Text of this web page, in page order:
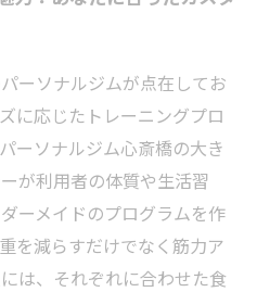
ーソナルジムが点在してお
に応じたトレーニングプロ
ーソナルジム心斎橋の大き
が利用者の体質や生活習
ーメイドのプログラムを作
を減らすだけでなく筋力ア
は、それぞれに合わせた食